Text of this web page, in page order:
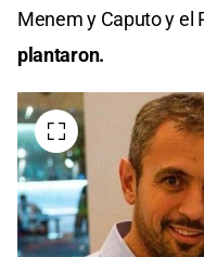
Menem y Caputo y el
plantaron.